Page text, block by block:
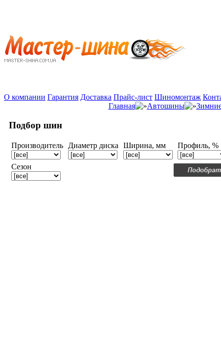
О компании Гарантия Доставка Прайс-лист Шиномонтаж
Главная
Автошины
Подбор шин
Производитель Диаметр диска Ширина, мм Профиль, %
Сезон